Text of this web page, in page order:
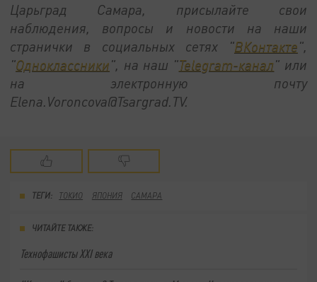
Царьград Самара, присылайте свои
наблюдения, вопросы и новости на наши
странички в социальных сетях "ВКонтакте",
"Одноклассники", на наш "Telegram-канал" или
на электронную почту
Elena.Voroncova@Tsargrad.TV.
ТЕГИ: ТОКИО ЯПОНИЯ САМАРА
ЧИТАЙТЕ ТАКЖЕ:
Технофашисты XXI века